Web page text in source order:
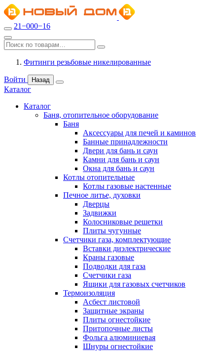
21−000−16
Фитинги резьбовые никелированные
Войти Назад
Каталог
Каталог
Баня, отопительное оборудование
Баня
Аксессуары для печей и каминов
Банные принадлежности
Двери для бань и саун
Камни для бань и саун
Окна для бань и саун
Котлы отопительные
Котлы газовые настенные
Печное литье, духовки
Дверцы
Задвижки
Колосниковые решетки
Плиты чугунные
Счетчики газа, комплектующие
Вставки диэлектрические
Краны газовые
Подводки для газа
Счетчики газа
Ящики для газовых счетчиков
Термоизоляция
Асбест листовой
Защитные экраны
Плиты огнестойкие
Притопочные листы
Фольга алюминиевая
Шнуры огнестойкие